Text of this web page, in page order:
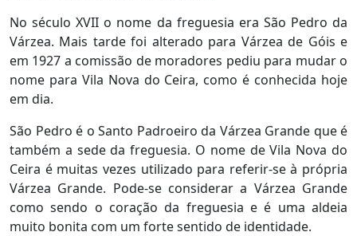
No século XVII o nome da freguesia era São Pedro da
Várzea. Mais tarde foi alterado para Várzea de Góis e
em 1927 a comissão de moradores pediu para mudar o
nome para Vila Nova do Ceira, como é conhecida hoje
em dia.
São Pedro é o Santo Padroeiro da Várzea Grande que é
também a sede da freguesia. O nome de Vila Nova do
Ceira é muitas vezes utilizado para referir-se à própria
Várzea Grande. Pode-se considerar a Várzea Grande
como sendo o coração da freguesia e é uma aldeia
muito bonita com um forte sentido de identidade.